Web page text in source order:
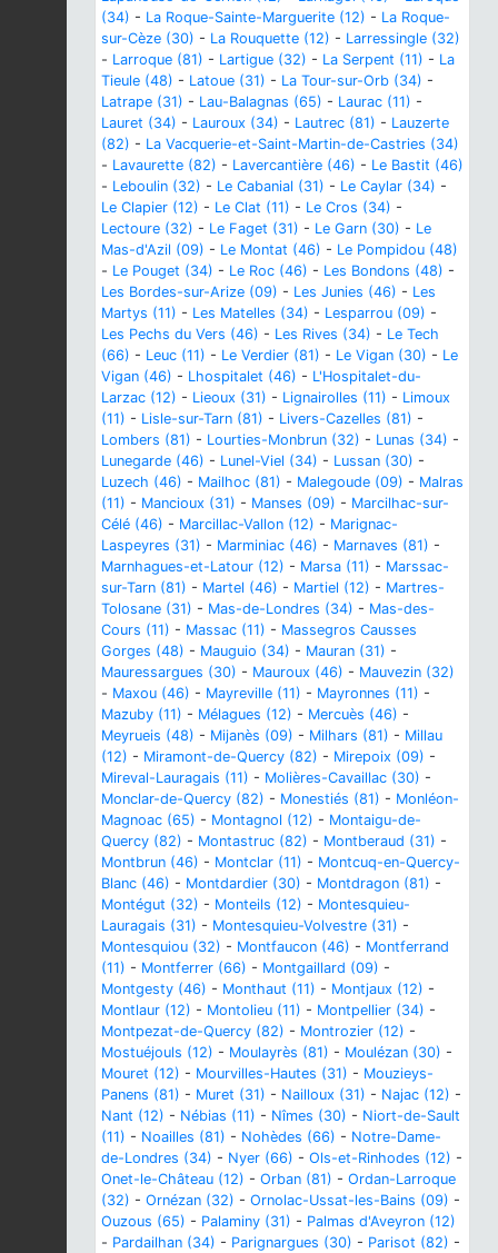
(34) - La Roque-Sainte-Marguerite (12) - La Roque-
sur-Cèze (30) - La Rouquette (12) - Larressingle (32)
- Larroque (81) - Lartigue (32) - La Serpent (11) - La
Tieule (48) - Latoue (31) - La Tour-sur-Orb (34) -
Latrape (31) - Lau-Balagnas (65) - Laurac (11) -
Lauret (34) - Lauroux (34) - Lautrec (81) - Lauzerte
(82) - La Vacquerie-et-Saint-Martin-de-Castries (34)
- Lavaurette (82) - Lavercantière (46) - Le Bastit (46)
- Leboulin (32) - Le Cabanial (31) - Le Caylar (34) -
Le Clapier (12) - Le Clat (11) - Le Cros (34) -
Lectoure (32) - Le Faget (31) - Le Garn (30) - Le
Mas-d'Azil (09) - Le Montat (46) - Le Pompidou (48)
- Le Pouget (34) - Le Roc (46) - Les Bondons (48) -
Les Bordes-sur-Arize (09) - Les Junies (46) - Les
Martys (11) - Les Matelles (34) - Lesparrou (09) -
Les Pechs du Vers (46) - Les Rives (34) - Le Tech
(66) - Leuc (11) - Le Verdier (81) - Le Vigan (30) - Le
Vigan (46) - Lhospitalet (46) - L'Hospitalet-du-
Larzac (12) - Lieoux (31) - Lignairolles (11) - Limoux
(11) - Lisle-sur-Tarn (81) - Livers-Cazelles (81) -
Lombers (81) - Lourties-Monbrun (32) - Lunas (34) -
Lunegarde (46) - Lunel-Viel (34) - Lussan (30) -
Luzech (46) - Mailhoc (81) - Malegoude (09) - Malras
(11) - Mancioux (31) - Manses (09) - Marcilhac-sur-
Célé (46) - Marcillac-Vallon (12) - Marignac-
Laspeyres (31) - Marminiac (46) - Marnaves (81) -
Marnhagues-et-Latour (12) - Marsa (11) - Marssac-
sur-Tarn (81) - Martel (46) - Martiel (12) - Martres-
Tolosane (31) - Mas-de-Londres (34) - Mas-des-
Cours (11) - Massac (11) - Massegros Causses
Gorges (48) - Mauguio (34) - Mauran (31) -
Mauressargues (30) - Mauroux (46) - Mauvezin (32)
- Maxou (46) - Mayreville (11) - Mayronnes (11) -
Mazuby (11) - Mélagues (12) - Mercuès (46) -
Meyrueis (48) - Mijanès (09) - Milhars (81) - Millau
(12) - Miramont-de-Quercy (82) - Mirepoix (09) -
Mireval-Lauragais (11) - Molières-Cavaillac (30) -
Monclar-de-Quercy (82) - Monestiés (81) - Monléon-
Magnoac (65) - Montagnol (12) - Montaigu-de-
Quercy (82) - Montastruc (82) - Montberaud (31) -
Montbrun (46) - Montclar (11) - Montcuq-en-Quercy-
Blanc (46) - Montdardier (30) - Montdragon (81) -
Montégut (32) - Monteils (12) - Montesquieu-
Lauragais (31) - Montesquieu-Volvestre (31) -
Montesquiou (32) - Montfaucon (46) - Montferrand
(11) - Montferrer (66) - Montgaillard (09) -
Montgesty (46) - Monthaut (11) - Montjaux (12) -
Montlaur (12) - Montolieu (11) - Montpellier (34) -
Montpezat-de-Quercy (82) - Montrozier (12) -
Mostuéjouls (12) - Moulayrès (81) - Moulézan (30) -
Mouret (12) - Mourvilles-Hautes (31) - Mouzieys-
Panens (81) - Muret (31) - Nailloux (31) - Najac (12) -
Nant (12) - Nébias (11) - Nîmes (30) - Niort-de-Sault
(11) - Noailles (81) - Nohèdes (66) - Notre-Dame-
de-Londres (34) - Nyer (66) - Ols-et-Rinhodes (12) -
Onet-le-Château (12) - Orban (81) - Ordan-Larroque
(32) - Ornézan (32) - Ornolac-Ussat-les-Bains (09) -
Ouzous (65) - Palaminy (31) - Palmas d'Aveyron (12)
- Pardailhan (34) - Parignargues (30) - Parisot (82) -